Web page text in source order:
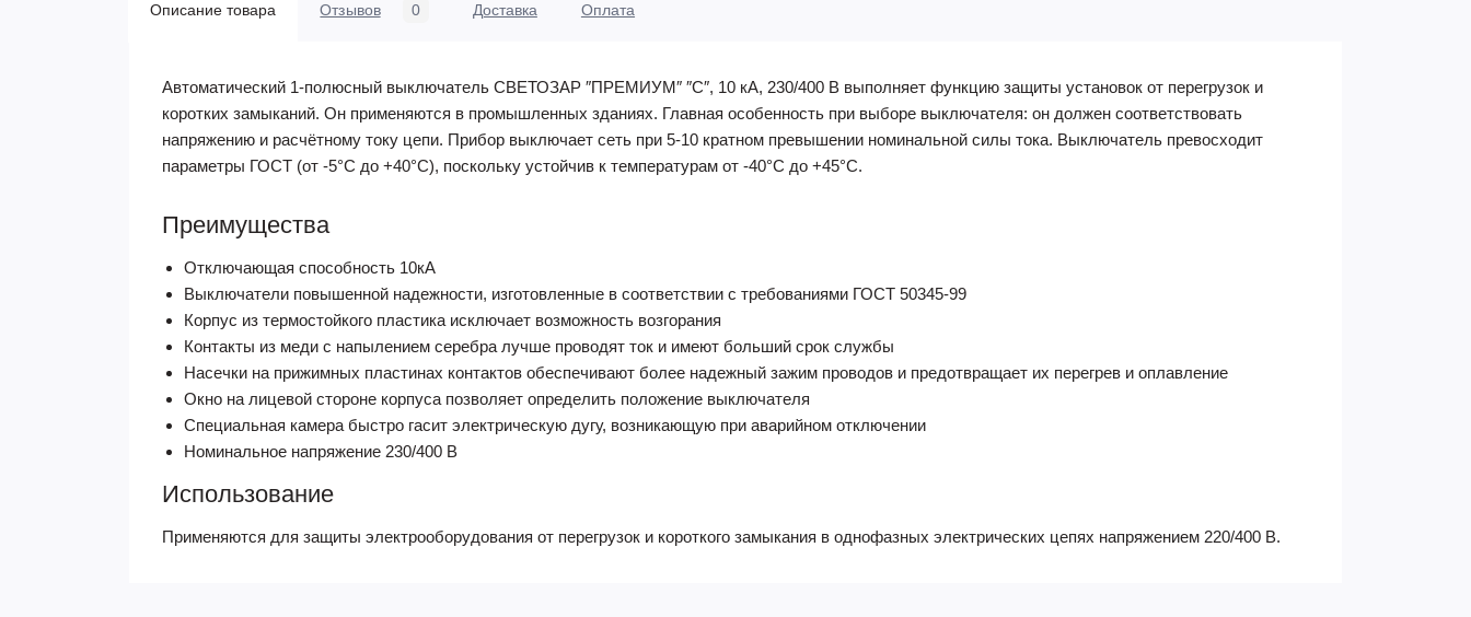
Описание товара Отзывов 0 Доставка Оплата
Автоматический 1-полюсный выключатель СВЕТОЗАР ″ПРЕМИУМ″ ″C″, 10 кА, 230/400 В выполняет функцию защиты установок от перегрузок и
коротких замыканий. Он применяются в промышленных зданиях. Главная особенность при выборе выключателя: он должен соответствовать
напряжению и расчётному току цепи. Прибор выключает сеть при 5-10 кратном превышении номинальной силы тока. Выключатель превосходит
параметры ГОСТ (от -5°С до +40°С), поскольку устойчив к температурам от -40°С до +45°С.
Преимущества
Отключающая способность 10кА
Выключатели повышенной надежности, изготовленные в соответствии с требованиями ГОСТ 50345-99
Корпус из термостойкого пластика исключает возможность возгорания
Контакты из меди с напылением серебра лучше проводят ток и имеют больший срок службы
Насечки на прижимных пластинах контактов обеспечивают более надежный зажим проводов и предотвращает их перегрев и оплавление
Окно на лицевой стороне корпуса позволяет определить положение выключателя
Специальная камера быстро гасит электрическую дугу, возникающую при аварийном отключении
Номинальное напряжение 230/400 В
Использование
Применяются для защиты электрооборудования от перегрузок и короткого замыкания в однофазных электрических цепях напряжением 220/400 В.